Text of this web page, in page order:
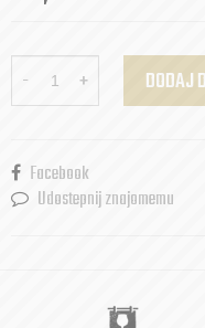
- + DODAJ
Facebook
Udostepnij znajomemu